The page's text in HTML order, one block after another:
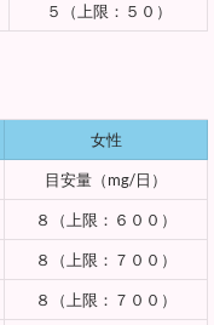
５（上限：５０）
女性
目安量（mg/日）
８（上限：６００）
８（上限：７００）
８（上限：７００）